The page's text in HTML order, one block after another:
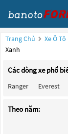
Trang Chủ Xe Ô
Xanh
Các dòng xe phổ
Ranger Everest
Theo năm: